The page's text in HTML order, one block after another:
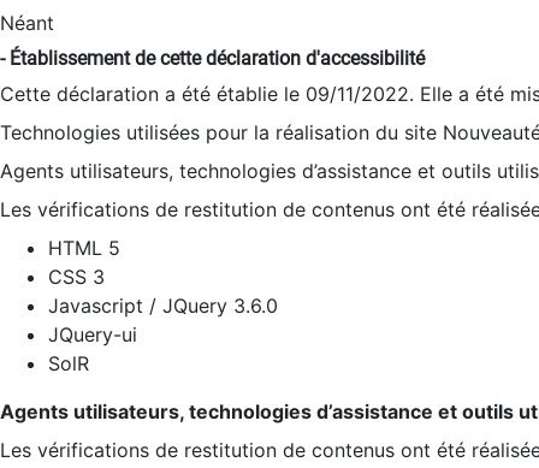
Néant
- Établissement de cette déclaration d'accessibilité
Cette déclaration a été établie le 09/11/2022. Elle a été
Technologies utilisées pour la réalisation du site
Agents utilisateurs, technologies d’assistance et outils
Les vérifications de restitution de contenus ont été
HTML 5
CSS 3
Javascript / JQuery 3.6.0
JQuery-ui
SolR
Agents utilisateurs, technologies d’assistance et outils
Les vérifications de restitution de contenus ont été